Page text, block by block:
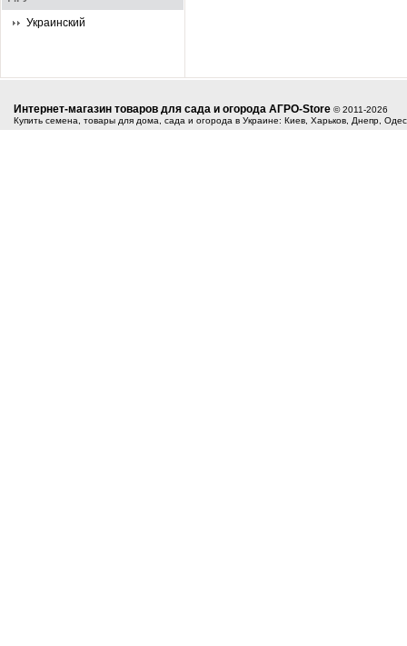
Украинский
Интернет-магазин товаров для сада и огорода АГРО-Store © 2011-2026
Купить семена, товары для дома, сада и огорода в Украине: Киев, Харьков, Днепр,